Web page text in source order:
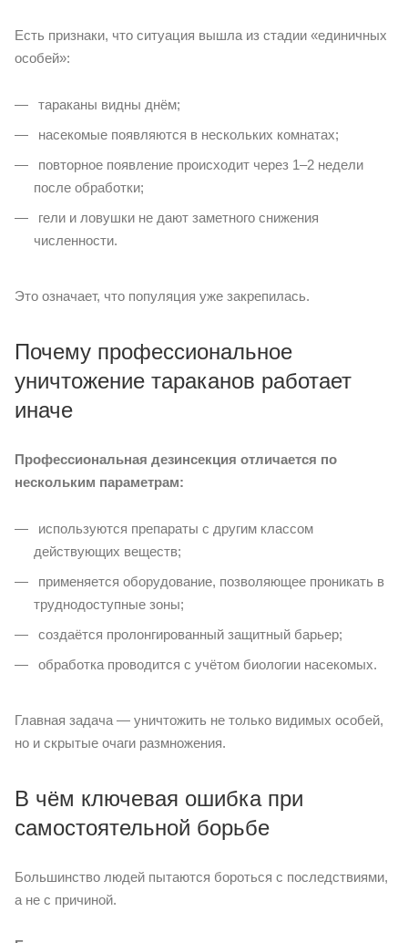
Есть признаки, что ситуация вышла из стадии «единичных
особей»:
тараканы видны днём;
насекомые появляются в нескольких комнатах;
повторное появление происходит через 1–2 недели
после обработки;
гели и ловушки не дают заметного снижения
численности.
Это означает, что популяция уже закрепилась.
Почему профессиональное
уничтожение тараканов работает
иначе
Профессиональная дезинсекция отличается по
нескольким параметрам:
используются препараты с другим классом
действующих веществ;
применяется оборудование, позволяющее проникать в
труднодоступные зоны;
создаётся пролонгированный защитный барьер;
обработка проводится с учётом биологии насекомых.
Главная задача — уничтожить не только видимых особей,
но и скрытые очаги размножения.
В чём ключевая ошибка при
самостоятельной борьбе
Большинство людей пытаются бороться с последствиями,
а не с причиной.